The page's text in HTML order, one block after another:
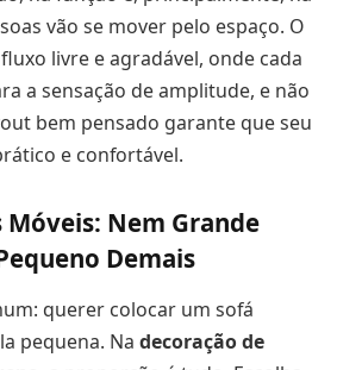
vão se mover pelo espaço. O
livre e agradável, onde cada
a sensação de amplitude, e não
bem pensado garante que seu
e confortável.
Nem Grande
Demais
querer colocar um sofá
pequena. Na decoração de